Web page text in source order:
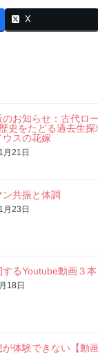
X
のお知らせ：古代ロ
史をたどる過去生探
ウスの花嫁
月21日
ン共振と体調
月23日
するYoutube動画３本
18日
体験できない【動